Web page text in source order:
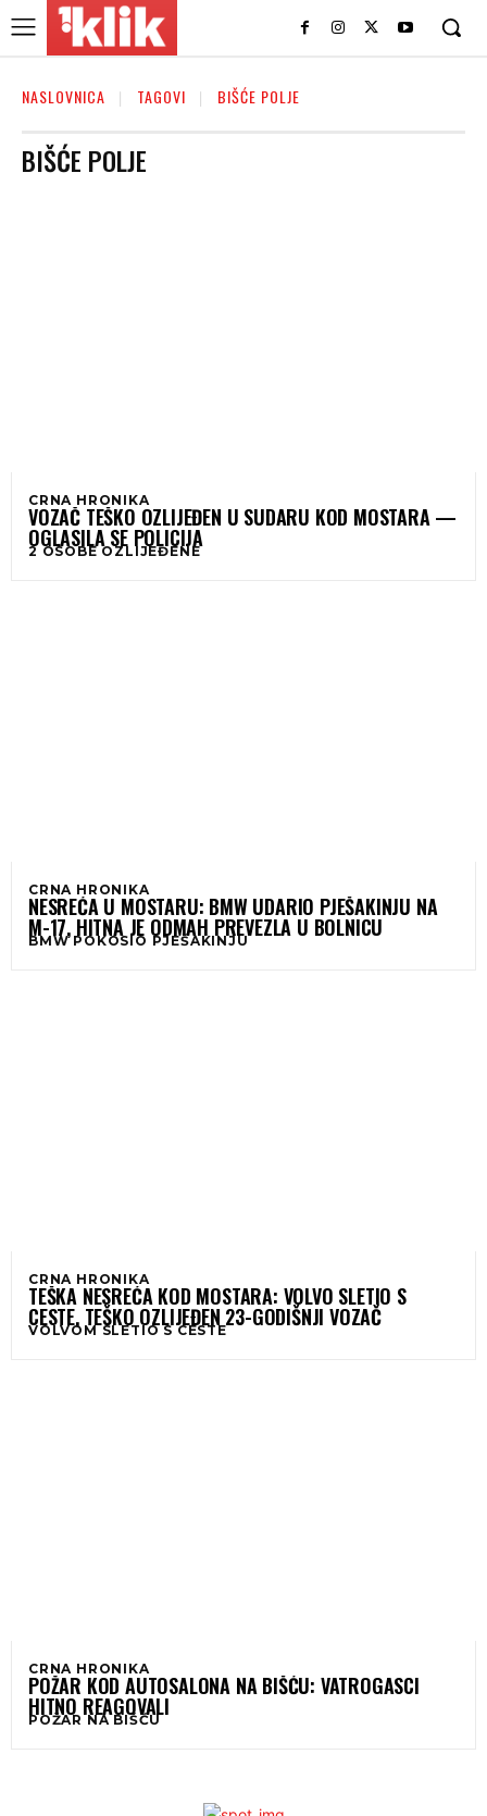
NASLOVNICA TAGOVI BIŠĆE POLJE
BIŠĆE POLJE
CRNA HRONIKA
VOZAČ TEŠKO OZLIJEĐEN U SUDARU KOD MOSTARA —
OGLASILA SE POLICIJA
2 OSOBE OZLIJEĐENE
CRNA HRONIKA
NESREĆA U MOSTARU: BMW UDARIO PJEŠAKINJU NA
M-17, HITNA JE ODMAH PREVEZLA U BOLNICU
BMW POKOSIO PJEŠAKINJU
CRNA HRONIKA
TEŠKA NESREĆA KOD MOSTARA: VOLVO SLETIO S
CESTE, TEŠKO OZLIJEĐEN 23-GODIŠNJI VOZAČ
VOLVOM SLETIO S CESTE
CRNA HRONIKA
POŽAR KOD AUTOSALONA NA BIŠĆU: VATROGASCI
HITNO REAGOVALI
POŽAR NA BIŠĆU